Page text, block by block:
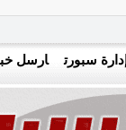
إدارة سبورت ارسل